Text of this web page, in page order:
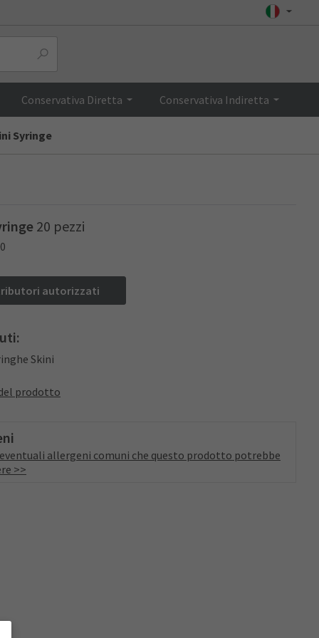
Conservativa Diretta Conservativa Indiretta
Syringe
20 pezzi
autorizzati
Skini
prodotto
allergeni comuni che questo prodotto potrebbe
>>